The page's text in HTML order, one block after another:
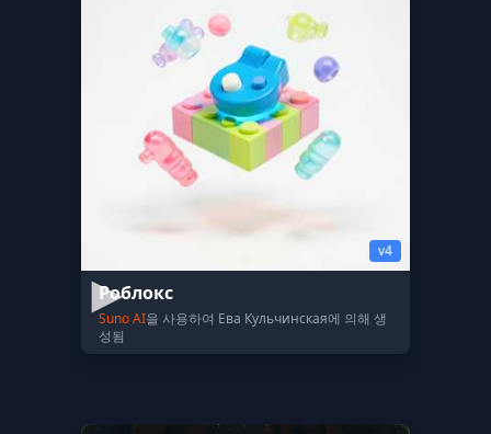
v4
Роблокс
Suno AI을 사용하여 Ева Кульчинская에 의해 생
성됨